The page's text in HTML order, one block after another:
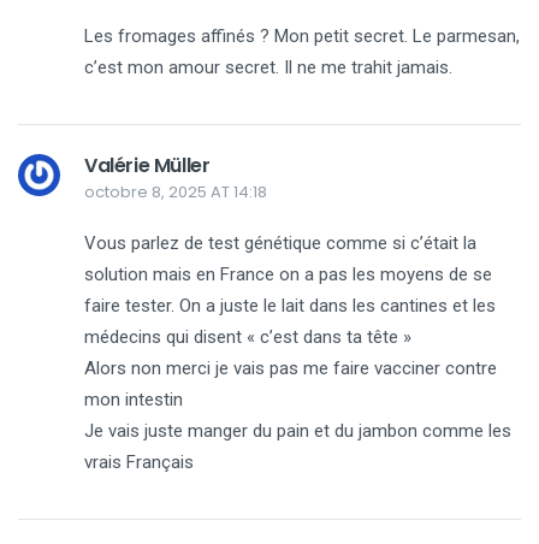
Les fromages affinés ? Mon petit secret. Le parmesan,
c’est mon amour secret. Il ne me trahit jamais.
Valérie Müller
octobre 8, 2025 AT 14:18
Vous parlez de test génétique comme si c’était la
solution mais en France on a pas les moyens de se
faire tester. On a juste le lait dans les cantines et les
médecins qui disent « c’est dans ta tête »
Alors non merci je vais pas me faire vacciner contre
mon intestin
Je vais juste manger du pain et du jambon comme les
vrais Français